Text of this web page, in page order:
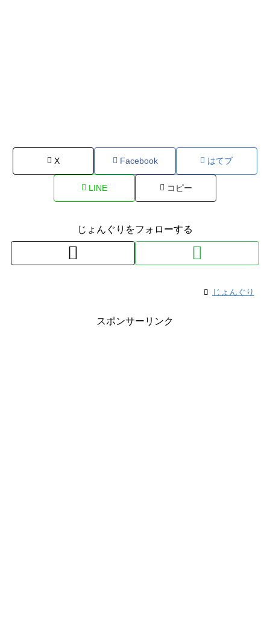
X Facebook はてブ
LINE コピー
じょんぐりをフォローする
じょんぐり
スポンサーリンク